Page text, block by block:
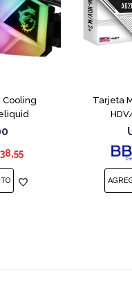
Cooling
Tarjeta